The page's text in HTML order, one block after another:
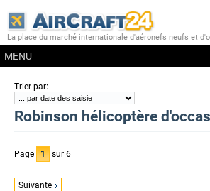
La place du marché internationale d'aéronefs neufs et
MENU
Trier par:
Robinson hélicoptère
Page 1 sur 6
Suivante